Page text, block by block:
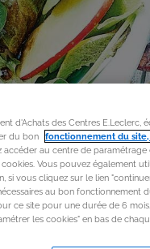
d'Achats des Centres E.Leclerc,
du bon fonctionnement du
accéder au centre de
cookies. Vous pouvez également
si vous cliquez sur le lien
au bon fonctionnement
ce site pour une durée de 6
les cookies" en bas de